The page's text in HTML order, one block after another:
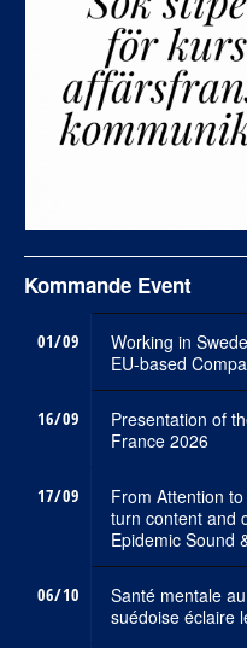
Kommande Event
01/09
Working in
EU-based
16/09
Presentation of
France 2026
17/09
From Attention
turn content and
Epidemic Sound
06/10
Santé mentale
suédoise éclaire